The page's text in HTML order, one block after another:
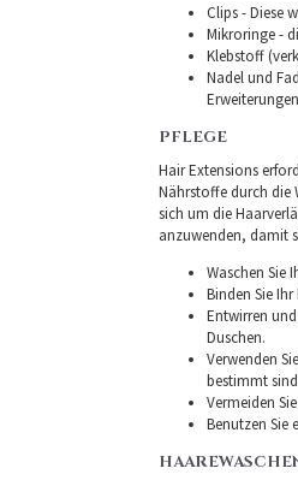
Clips - Diese
Mikroringe -
Klebstoff
Nadel und
PFLEGE
Hair Extensions
Nährstoffe durch die
sich um die
anzuwenden, damit
Waschen Sie
Binden Sie
Entwirren
Duschen.
Verwenden
bestimmt
Vermeiden
Benutzen Sie